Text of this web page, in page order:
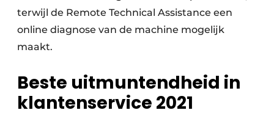
terwijl de Remote Technical Assistance een
online diagnose van de machine mogelijk
maakt.
Beste uitmuntendheid in
klantenservice 2021